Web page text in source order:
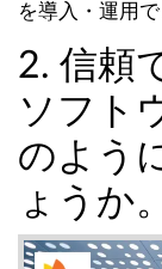
を導入・運用
2. 信頼
ソフト
のよう
ょうか。